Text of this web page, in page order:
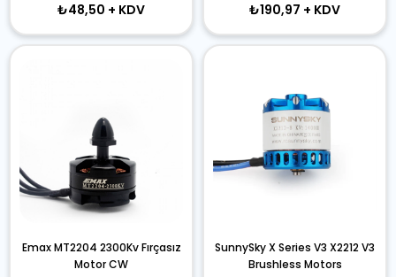
₺48,50 + KDV ₺190,97 + KDV
Emax MT2204 2300Kv Fırçasız
Motor CW
SunnySky X Series V3 X2212 V3
Brushless Motors